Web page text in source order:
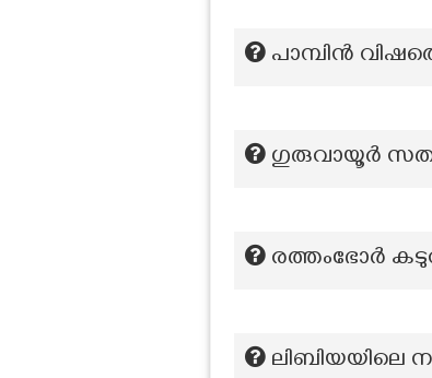
പാമ്പിൻ
ഗുരുവായൂർ
രത്തംഭോർ
ലിബിയയിലെ